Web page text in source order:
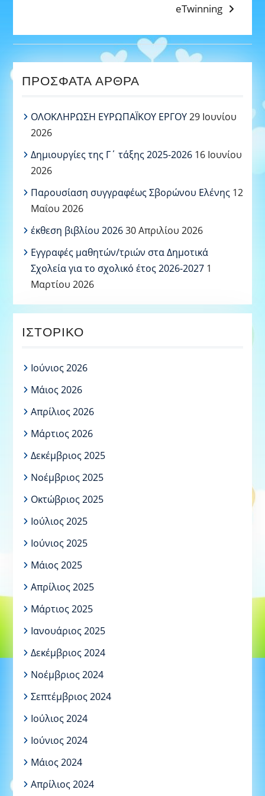
eTwinning
ΠΡΌΣΦΑΤΑ ΆΡΘΡΑ
ΟΛΟΚΛΗΡΩΣΗ ΕΥΡΩΠΑΪΚΟΥ ΕΡΓΟΥ29 Ιουνίου
2026
Δημιουργίες της Γ΄ τάξης 2025-2026 16 Ιουνίου
2026
Παρουσίαση συγγραφέως Σβορώνου Ελένης 12
Μαΐου 2026
έκθεση βιβλίου 202630 Απριλίου 2026
Εγγραφές μαθητών/τριών στα Δημοτικά
Σχολεία για το σχολικό έτος 2026-2027 1
Μαρτίου 2026
ΙΣΤΟΡΙΚΌ
Ιούνιος 2026
Μάιος 2026
Απρίλιος 2026
Μάρτιος 2026
Δεκέμβριος 2025
Νοέμβριος 2025
Οκτώβριος 2025
Ιούλιος 2025
Ιούνιος 2025
Μάιος 2025
Απρίλιος 2025
Μάρτιος 2025
Ιανουάριος 2025
Δεκέμβριος 2024
Νοέμβριος 2024
Σεπτέμβριος 2024
Ιούλιος 2024
Ιούνιος 2024
Μάιος 2024
Απρίλιος 2024